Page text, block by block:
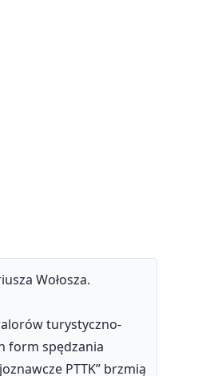
Wołosza.
turystyczno-
form spędzania
PTTK” brzmią